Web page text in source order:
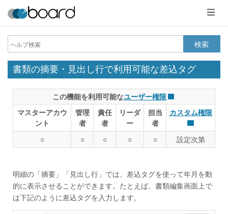
メ
ニ
ュ
ー
検索
書類の摘要・見出し行で利用可能な差込タグ
この機能を利用可能なユーザー権限
マスターアカウ
ント
管理
者
責任
者
リーダ
ー
担当
者
カスタム権限
○ ○ ○ ○ ○ 設定次第
明細の「摘要」「見出し行」では、差込タグを使って年月を動
的に表示させることができます。たとえば、書類編集画面上で
は下記のように差込タグを入力します。